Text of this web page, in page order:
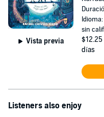
Vista previa
sin
$12.25
días
Listeners also enjoy